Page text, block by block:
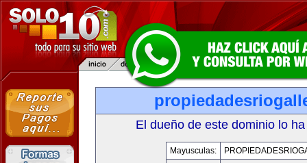
El dueño de este dominio lo
Mayusculas: